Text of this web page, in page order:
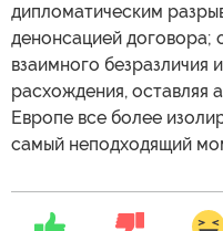
дипломатическим
денонсацией договора;
взаимного безразличия
расхождения, оставляя
Европе все более
самый неподходящий